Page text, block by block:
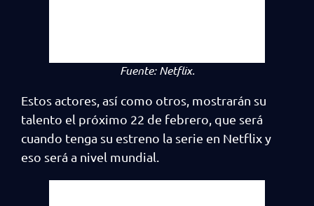
Fuente:Netflix.
Estos actores, así como otros, mostrarán su
talento el próximo 22 de febrero, que será
cuando tenga su estreno la serie en Netflix y
eso será a nivel mundial.